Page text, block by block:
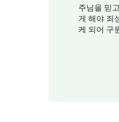
나더러 주여
의 뜻대로 행하
심령이 가난
주님을 믿
게 해야 죄
케 되어 구